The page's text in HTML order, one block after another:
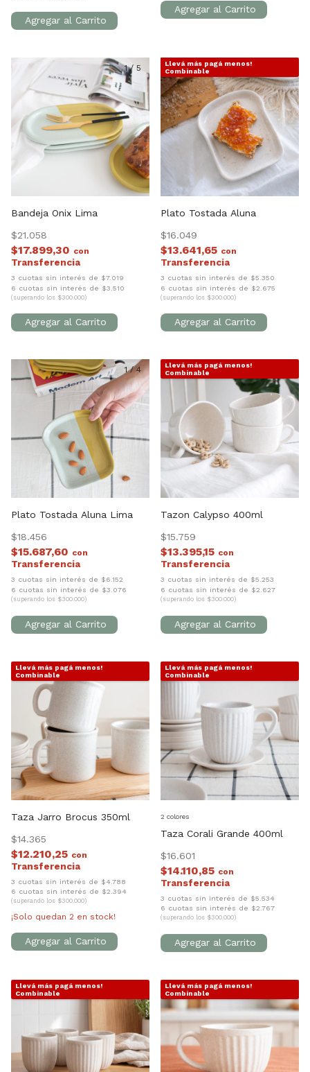
1/ 5
Bandeja Onix Lima
$21.058
$17.899,30 con
3 cuotas sin interés de $7.019
6 cuotas sin interés de $3.510
(superando los $300.000)
Llevá más pagá menos!
Combinable
Plato Tostada Aluna
$16.049
$13.641,65 con
3 cuotas sin interés de $5.350
6 cuotas sin interés de $2.675
(superando los $300.000)
1/4
Plato Tostada Aluna Lima
$18.456
$15.687,60 con
3 cuotas sin interés de $6.152
6 cuotas sin interés de $3.076
(superando los $300.000)
Llevá más pagá menos!
Combinable
Tazon Calypso 400ml
$15.759
$13.395,15 con
3 cuotas sin interés de $5.253
6 cuotas sin interés de $2.627
(superando los $300.000)
Llevá más pagá menos!
Combinable
Taza Jarro Brocus 350ml
$14.365
$12.210,25 con
3 cuotas sin interés de $4.788
6 cuotas sin interés de $2.394
(superando los $300.000)
¡Solo quedan 2 en stock!
Llevá más pagá menos!
Combinable
Taza Corali Grande 400ml
$16.601
$14.110,85 con
3 cuotas sin interés de $5.534
6 cuotas sin interés de $2.767
(superando los $300.000)
2 colores
Llevá más pagá menos!
Combinable
Llevá más pagá menos!
Combinable